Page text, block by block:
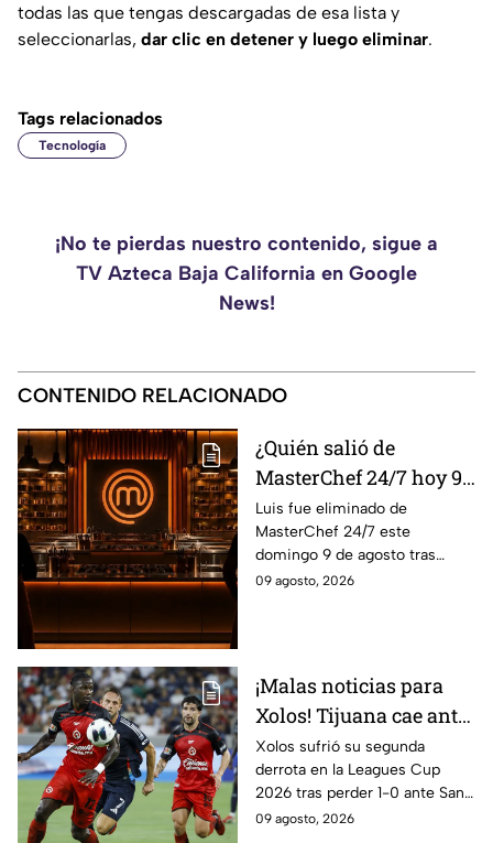
todas las que tengas descargadas de esa lista y
seleccionarlas, dar clic en detener y luego eliminar.
Tags relacionados
Tecnología
¡No te pierdas nuestro contenido, sigue a
TV Azteca Baja California en Google
News!
CONTENIDO RELACIONADO
¿Quién salió de
MasterChef 24/7 hoy 9
de agosto? Este
participante quedó
eliminado
Luis fue eliminado de
MasterChef 24/7 este
domingo 9 de agosto tras
enfrentarse a Ixdit y Michelle
09 agosto, 2026
¡Malas noticias para
Xolos! Tijuana cae ante
San Diego FC y
complica su camino en
la Leagues Cup 2026
Xolos sufrió su segunda
derrota en la Leagues Cup
2026 tras perder 1-0 ante San
Diego FC. Tijuana todavía tiene
09 agosto, 2026